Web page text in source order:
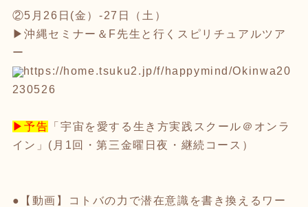
②5月26日(金）-27日（土）
▶沖縄セミナー＆F先生と行くスピリチュアルツア
ー
https://home.tsuku2.jp/f/happymind/Okinwa20
230526
▶予告 「宇宙を愛する生き方実践スクール＠オンラ
イン」(月1回・第三金曜日夜・継続コース）
●【動画】コトバの力で潜在意識を書き換えるワー